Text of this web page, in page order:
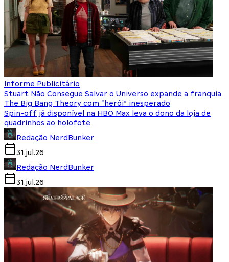
Informe Publicitário
Stuart Não Consegue Salvar o Universo expande a franquia
The Big Bang Theory com “herói” inesperado
Spin-off já disponível na HBO Max leva o dono da loja de
quadrinhos ao holofote
Redação NerdBunker
31.jul.26
Redação NerdBunker
31.jul.26